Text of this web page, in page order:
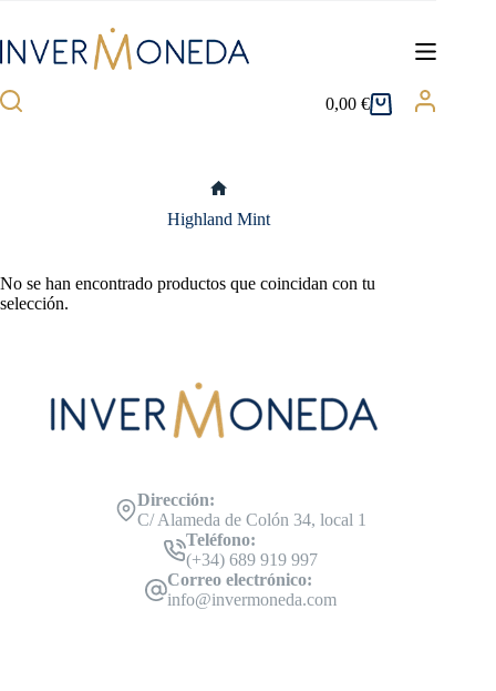
contenido
Carro
0,00€
Highland Mint
No se han encontrado productos que coincidan con tu
selección.
Dirección:
C/ Alameda de Colón 34, local 1
Teléfono:
(+34) 689 919 997
Correo electrónico:
info@invermoneda.com